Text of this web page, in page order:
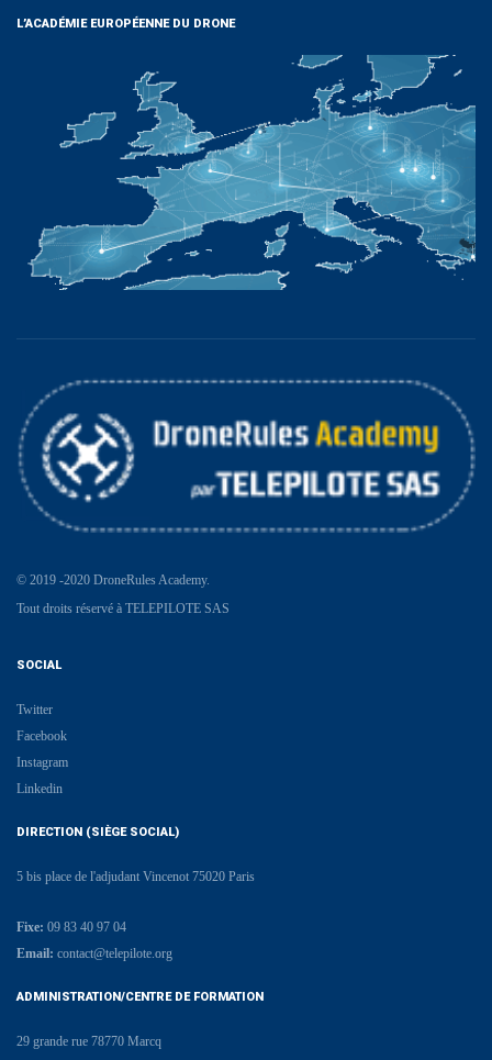
L’ACADÉMIE EUROPÉENNE DU DRONE
© 2019 -2020 DroneRules Academy.
Tout droits réservé à TELEPILOTE SAS
SOCIAL
Twitter
Facebook
Instagram
Linkedin
DIRECTION (SIÈGE SOCIAL)
5 bis place de l'adjudant Vincenot 75020 Paris
Fixe: 09 83 40 97 04
Email: contact@telepilote.org
ADMINISTRATION/CENTRE DE FORMATION
29 grande rue 78770 Marcq